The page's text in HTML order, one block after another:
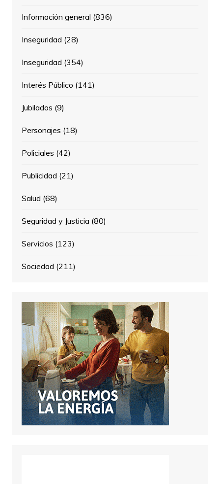
Información general (836)
Inseguridad (28)
Inseguridad (354)
Interés Público (141)
Jubilados (9)
Personajes (18)
Policiales (42)
Publicidad (21)
Salud (68)
Seguridad y Justicia (80)
Servicios (123)
Sociedad (211)